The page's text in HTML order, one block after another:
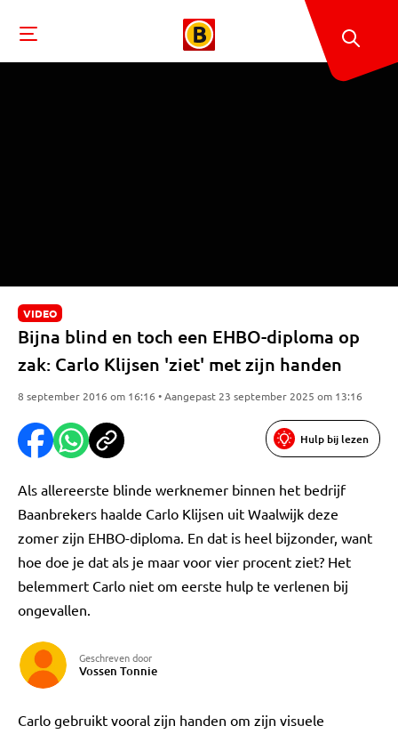
VIDEO
Bijna blind en toch een EHBO-diploma op
zak: Carlo Klijsen 'ziet' met zijn handen
8 september 2016 om 16:16 • Aangepast 23 september 2025 om 13:16
Hulp bij lezen
Als allereerste blinde werknemer binnen het bedrijf
Baanbrekers haalde Carlo Klijsen uit Waalwijk deze
zomer zijn EHBO-diploma. En dat is heel bijzonder, want
hoe doe je dat als je maar voor vier procent ziet? Het
belemmert Carlo niet om eerste hulp te verlenen bij
ongevallen.
Geschreven door
Vossen Tonnie
Carlo gebruikt vooral zijn handen om zijn visuele